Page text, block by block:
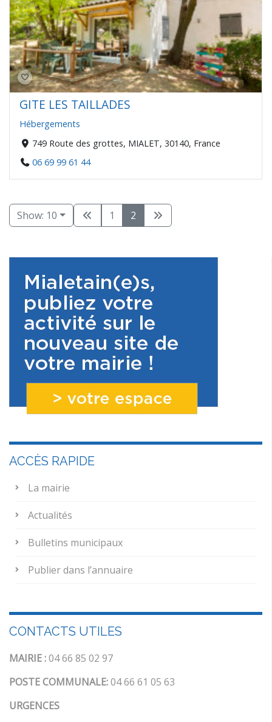
GITE LES TAILLADES
Hébergements
749 Route des grottes, MIALET, 30140, France
06 69 99 61 44
Show: 10 1 2
ACCÈS RAPIDE
La mairie
Actualités
Bulletins municipaux
Publier dans l’annuaire
CONTACTS UTILES
MAIRIE :04 66 85 02 97
POSTE COMMUNALE:04 66 61 05 63
URGENCES